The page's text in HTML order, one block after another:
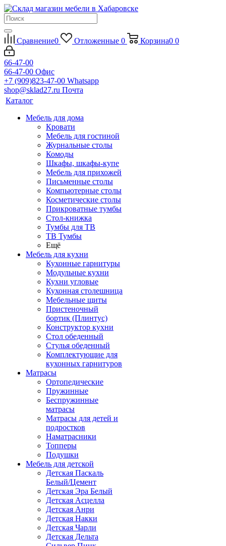
Сравнение0 Отложенные 0 Корзина0 0
66-47-00
66-47-00 Офис
+7 (909)823-47-00 Whatsapp
shop@sklad27.ru Почта
Каталог
Мебель для дома
Кровати
Мебель для гостиной
Журнальные столы
Комоды
Шкафы, шкафы-купе
Мебель для прихожей
Письменные столы
Компьютерные столы
Косметические столы
Прикроватные тумбы
Стол-книжка
Тумбы для ТВ
ТВ Тумбы
Ещё
Мебель для кухни
Кухонные гарнитуры
Модульные кухни
Кухни угловые
Кухонная столешница
Мебельные щиты
Пристеночный
бортик (Плинтус)
Конструктор кухни
Стол обеденный
Стулья обеденный
Комплектующие для
кухонных гарнитуров
Матраcы
Ортопедические
Пружинные
Беспружинные
матрасы
Матрасы для детей и
подростков
Наматрасники
Топперы
Подушки
Мебель для детской
Детская Паскаль
Белый/Цемент
Детская Эра Белый
Детская Асцелла
Детская Анри
Детская Накки
Детская Чарли
Детская Дельта